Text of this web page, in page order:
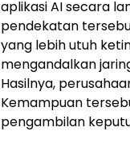
aplikasi AI secara
pendekatan
yang lebih utuh
mengandalkan
Hasilnya,
Kemampuan
pengambilan